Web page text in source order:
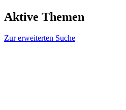
Aktive Themen
Zur erweiterten Suche